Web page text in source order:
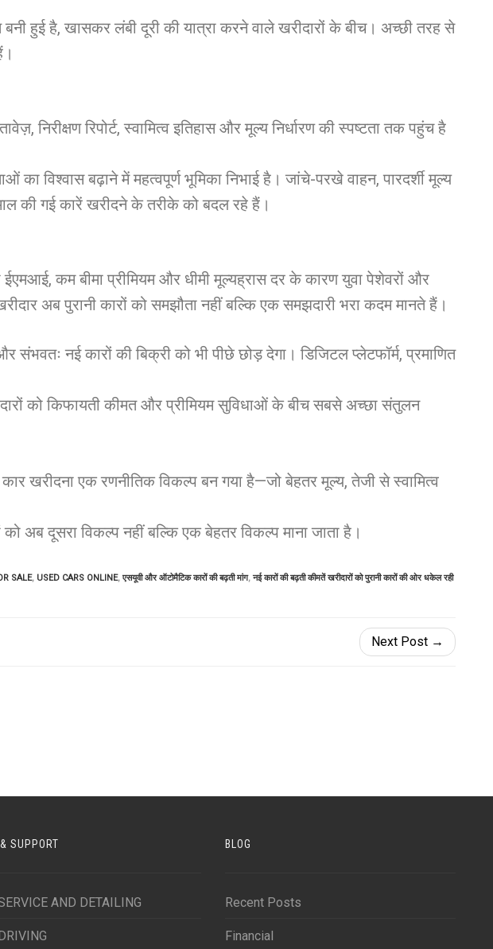
हुई है, खासकर लंबी दूरी की यात्रा करने वाले खरीदारों के बीच। अच्छी तरह से
निरीक्षण रिपोर्ट, स्वामित्व इतिहास और मूल्य निर्धारण की स्पष्टता तक पहुंच है
का विश्वास बढ़ाने में महत्वपूर्ण भूमिका निभाई है। जांचे-परखे वाहन, पारदर्शी मूल्य
की गई कारें खरीदने के तरीके को बदल रहे हैं।
कम बीमा प्रीमियम और धीमी मूल्यह्रास दर के कारण युवा पेशेवरों और
अब पुरानी कारों को समझौता नहीं बल्कि एक समझदारी भरा कदम मानते हैं।
नई कारों की बिक्री को भी पीछे छोड़ देगा। डिजिटल प्लेटफॉर्म, प्रमाणित
को किफायती कीमत और प्रीमियम सुविधाओं के बीच सबसे अच्छा संतुलन
खरीदना एक रणनीतिक विकल्प बन गया है—जो बेहतर मूल्य, तेजी से स्वामित्व
अब दूसरा विकल्प नहीं बल्कि एक बेहतर विकल्प माना जाता है।
SALE, USED CARS ONLINE, एसयूवी और ऑटोमैटिक कारों की बढ़ती मांग, नई कारों की बढ़ती कीमतें खरीदारों को पुरानी कारों की ओर धकेल रही
Next Post →
SUPPORT
AND DETAILING
BLOG
Recent Posts
Financial